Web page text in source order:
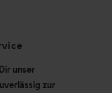
unser
zur